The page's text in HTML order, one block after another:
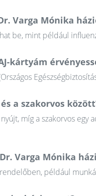
Varga Mónika
be, mint például
kártyám
a szakorvos
míg a szakorvos
Varga Mónika
például